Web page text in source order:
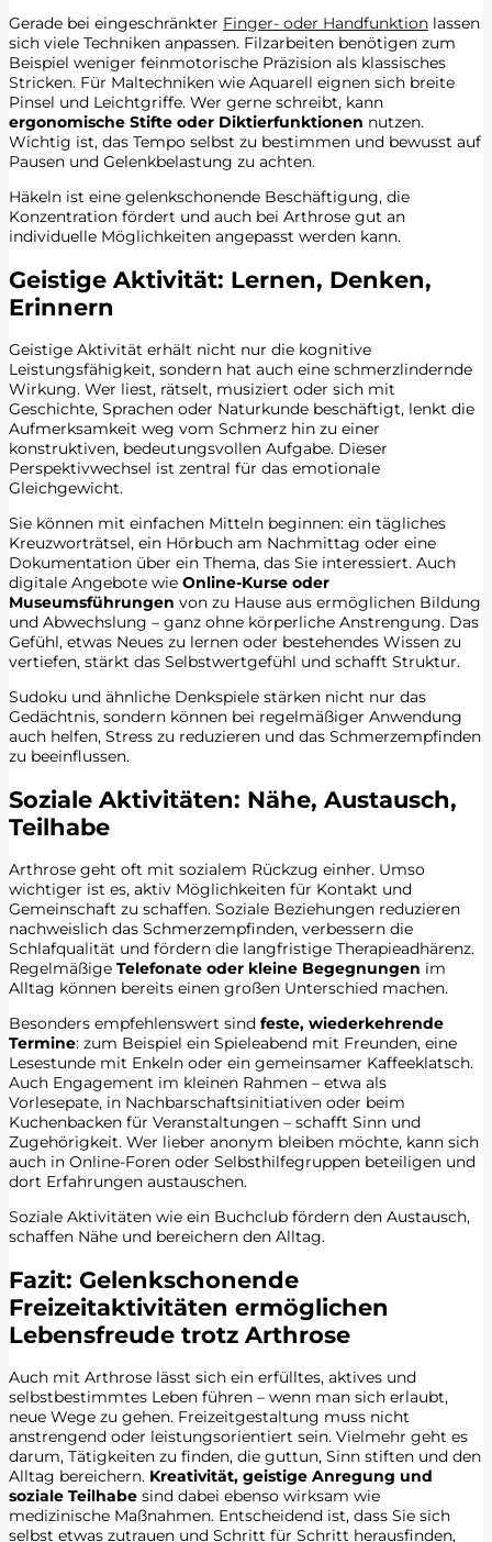
Gerade bei eingeschränkter Finger- oder Handfunktion lassen
sich viele Techniken anpassen. Filzarbeiten benötigen zum
Beispiel weniger feinmotorische Präzision als klassisches
Stricken. Für Maltechniken wie Aquarell eignen sich breite
Pinsel und Leichtgriffe. Wer gerne schreibt, kann
ergonomische Stifte oder Diktierfunktionen nutzen.
Wichtig ist, das Tempo selbst zu bestimmen und bewusst auf
Pausen und Gelenkbelastung zu achten.
Häkeln ist eine gelenkschonende Beschäftigung, die
Konzentration fördert und auch bei Arthrose gut an
individuelle Möglichkeiten angepasst werden kann.
Geistige Aktivität: Lernen, Denken,
Erinnern
Geistige Aktivität erhält nicht nur die kognitive
Leistungsfähigkeit, sondern hat auch eine schmerzlindernde
Wirkung. Wer liest, rätselt, musiziert oder sich mit
Geschichte, Sprachen oder Naturkunde beschäftigt, lenkt die
Aufmerksamkeit weg vom Schmerz hin zu einer
konstruktiven, bedeutungsvollen Aufgabe. Dieser
Perspektivwechsel ist zentral für das emotionale
Gleichgewicht.
Sie können mit einfachen Mitteln beginnen: ein tägliches
Kreuzworträtsel, ein Hörbuch am Nachmittag oder eine
Dokumentation über ein Thema, das Sie interessiert. Auch
digitale Angebote wie Online-Kurse oder
Museumsführungen von zu Hause aus ermöglichen Bildung
und Abwechslung – ganz ohne körperliche Anstrengung. Das
Gefühl, etwas Neues zu lernen oder bestehendes Wissen zu
vertiefen, stärkt das Selbstwertgefühl und schafft Struktur.
Sudoku und ähnliche Denkspiele stärken nicht nur das
Gedächtnis, sondern können bei regelmäßiger Anwendung
auch helfen, Stress zu reduzieren und das Schmerzempfinden
zu beeinflussen.
Soziale Aktivitäten: Nähe, Austausch,
Teilhabe
Arthrose geht oft mit sozialem Rückzug einher. Umso
wichtiger ist es, aktiv Möglichkeiten für Kontakt und
Gemeinschaft zu schaffen. Soziale Beziehungen reduzieren
nachweislich das Schmerzempfinden, verbessern die
Schlafqualität und fördern die langfristige Therapieadhärenz.
Regelmäßige Telefonate oder kleine Begegnungen im
Alltag können bereits einen großen Unterschied machen.
Besonders empfehlenswert sind feste, wiederkehrende
Termine: zum Beispiel ein Spieleabend mit Freunden, eine
Lesestunde mit Enkeln oder ein gemeinsamer Kaffeeklatsch.
Auch Engagement im kleinen Rahmen – etwa als
Vorlesepate, in Nachbarschaftsinitiativen oder beim
Kuchenbacken für Veranstaltungen – schafft Sinn und
Zugehörigkeit. Wer lieber anonym bleiben möchte, kann sich
auch in Online-Foren oder Selbsthilfegruppen beteiligen und
dort Erfahrungen austauschen.
Soziale Aktivitäten wie ein Buchclub fördern den Austausch,
schaffen Nähe und bereichern den Alltag.
Fazit: Gelenkschonende
Freizeitaktivitäten ermöglichen
Lebensfreude trotz Arthrose
Auch mit Arthrose lässt sich ein erfülltes, aktives und
selbstbestimmtes Leben führen – wenn man sich erlaubt,
neue Wege zu gehen. Freizeitgestaltung muss nicht
anstrengend oder leistungsorientiert sein. Vielmehr geht es
darum, Tätigkeiten zu finden, die guttun, Sinn stiften und den
Alltag bereichern. Kreativität, geistige Anregung und
soziale Teilhabe sind dabei ebenso wirksam wie
medizinische Maßnahmen. Entscheidend ist, dass Sie sich
selbst etwas zutrauen und Schritt für Schritt herausfinden,